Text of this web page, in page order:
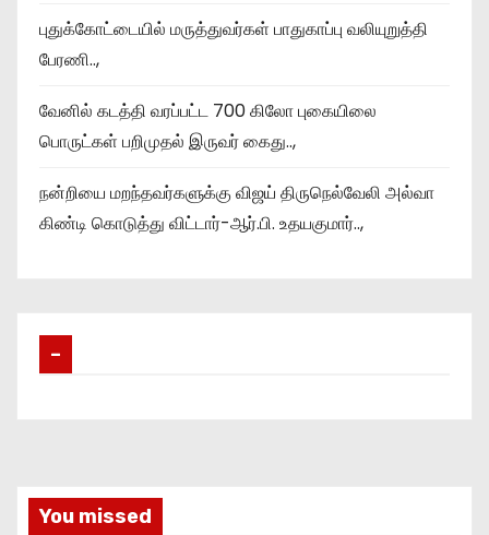
புதுக்கோட்டையில் மருத்துவர்கள் பாதுகாப்பு வலியுறுத்தி
பேரணி..,
வேனில் கடத்தி வரப்பட்ட 700 கிலோ புகையிலை
பொருட்கள் பறிமுதல் இருவர் கைது..,
நன்றியை மறந்தவர்களுக்கு விஜய் திருநெல்வேலி அல்வா
கிண்டி கொடுத்து விட்டார்-ஆர்‌.பி. உதயகுமார்..,
–
You missed